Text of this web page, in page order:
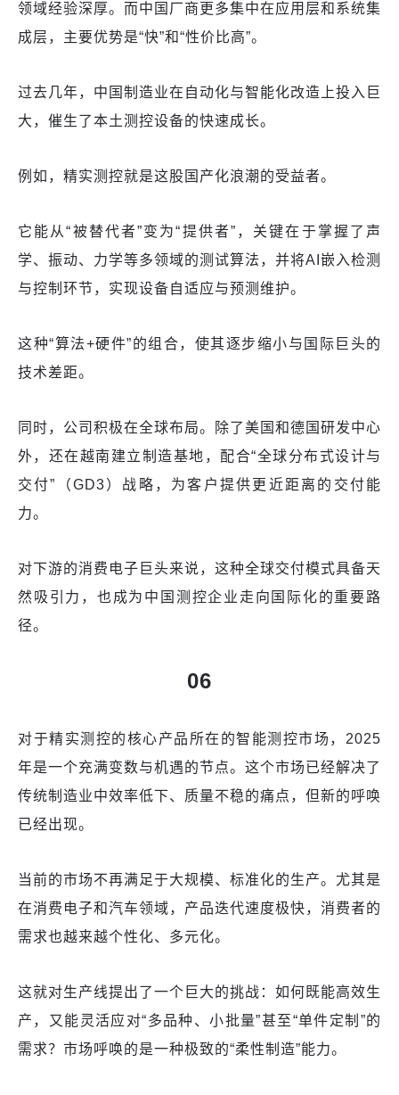
领域经验深厚。而中国厂商更多集中在应用层和系统集
成层，主要优势是“快”和“性价比高”。
过去几年，中国制造业在自动化与智能化改造上投入巨
大，催生了本土测控设备的快速成长。
例如，精实测控就是这股国产化浪潮的受益者。
它能从“被替代者”变为“提供者”，关键在于掌握了声
学、振动、力学等多领域的测试算法，并将AI嵌入检测
与控制环节，实现设备自适应与预测维护。
这种“算法+硬件”的组合，使其逐步缩小与国际巨头的
技术差距。
同时，公司积极在全球布局。除了美国和德国研发中心
外，还在越南建立制造基地，配合“全球分布式设计与
交付”（GD3）战略，为客户提供更近距离的交付能
力。
对下游的消费电子巨头来说，这种全球交付模式具备天
然吸引力，也成为中国测控企业走向国际化的重要路
径。
06
对于精实测控的核心产品所在的智能测控市场，2025
年是一个充满变数与机遇的节点。这个市场已经解决了
传统制造业中效率低下、质量不稳的痛点，但新的呼唤
已经出现。
当前的市场不再满足于大规模、标准化的生产。尤其是
在消费电子和汽车领域，产品迭代速度极快，消费者的
需求也越来越个性化、多元化。
这就对生产线提出了一个巨大的挑战：如何既能高效生
产，又能灵活应对“多品种、小批量”甚至“单件定制”的
需求？市场呼唤的是一种极致的“柔性制造”能力。